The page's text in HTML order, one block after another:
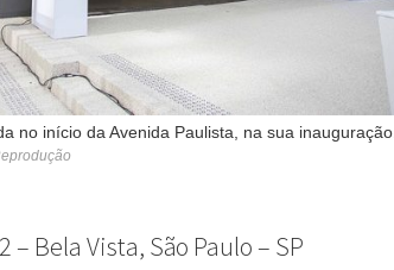
no início da Avenida Paulista, na sua inauguração.
– Bela Vista, São Paulo – SP